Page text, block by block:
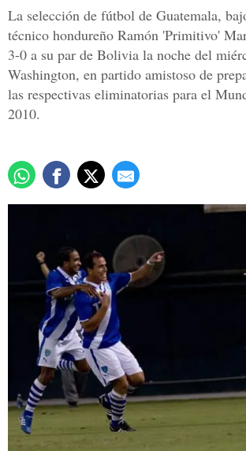
La selección de fútbol de Guatemala,
técnico hondureño Ramón 'Primitivo'
3-0 a su par de Bolivia la noche del
Washington, en partido amistoso de
las respectivas eliminatorias para el
2010.